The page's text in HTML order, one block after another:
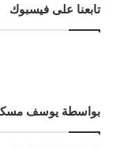
تابعنا على فيسبوك
بواسطة يوسف